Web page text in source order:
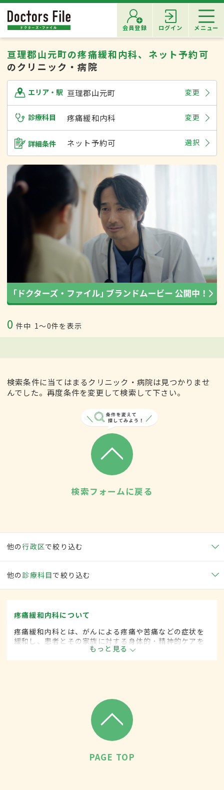
会員登録 ログイン メニュー
亘理郡山元町の疼痛緩和内科、ネット予約可
のクリニック・病院
エリア・駅 亘理郡山元町 変更
診療科目 疼痛緩和内科 変更
詳細条件 ネット予約可 選択
0 件中 1〜0件を表示
検索条件に当てはまるクリニック・病院は見つかりませ
んでした。再度条件を変更して検索して下さい。
検索フォームに戻る
他の行政区で絞り込む
他の 診療科目で絞り込む
疼痛緩和内科について
疼痛緩和内科とは、がんによる疼痛や苦痛などの症状を
緩和し、患者とその家族に対する身体的・精神的ケアを
行う診療分野です。緩和ケア内科とも呼ばれます。
もっと見る
PAGE TOP